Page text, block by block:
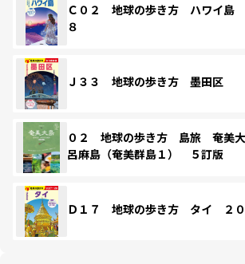
Ｃ０２ 地球の歩き方 ハワイ島
８
Ｊ３３ 地球の歩き方 墨田区
０２ 地球の歩き方 島旅 奄美
呂麻島（奄美群島１） ５訂版
Ｄ１７ 地球の歩き方 タイ ２０